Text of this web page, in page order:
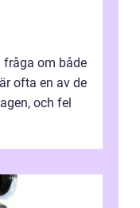
fråga om både
ofta en av de
och fel